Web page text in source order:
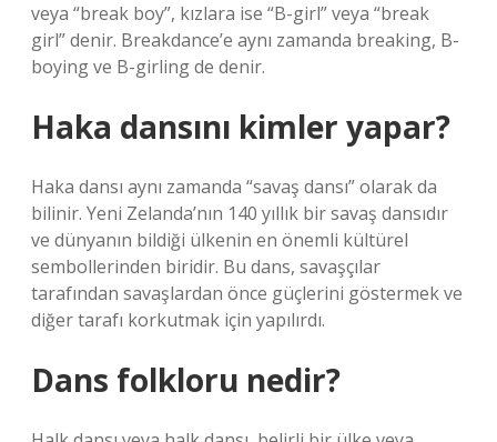
veya “break boy”, kızlara ise “B-girl” veya “break
girl” denir. Breakdance’e aynı zamanda breaking, B-
boying ve B-girling de denir.
Haka dansını kimler yapar?
Haka dansı aynı zamanda “savaş dansı” olarak da
bilinir. Yeni Zelanda’nın 140 yıllık bir savaş dansıdır
ve dünyanın bildiği ülkenin en önemli kültürel
sembollerinden biridir. Bu dans, savaşçılar
tarafından savaşlardan önce güçlerini göstermek ve
diğer tarafı korkutmak için yapılırdı.
Dans folkloru nedir?